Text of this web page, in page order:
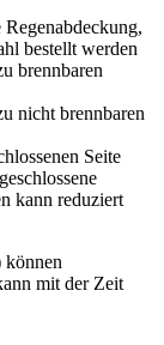
bestellt werden
brennbaren
nicht brennbaren
Seite
kann reduziert
können
mit der Zeit